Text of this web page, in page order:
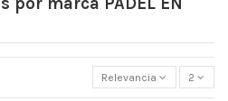
Relevancia 2